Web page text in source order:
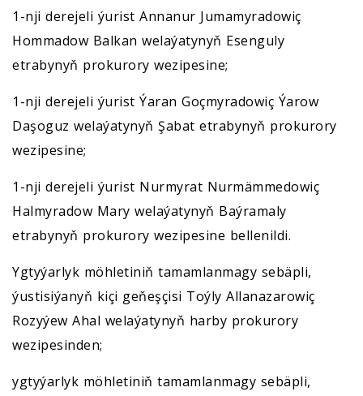
1-nji derejeli ýurist Annanur Jumamyradowiç
Hommadow Balkan welaýatynyň Esenguly
etrabynyň prokurory wezipesine;
1-nji derejeli ýurist Ýaran Goçmyradowiç Ýarow
Daşoguz welaýatynyň Şabat etrabynyň prokurory
wezipesine;
1-nji derejeli ýurist Nurmyrat Nurmämmedowiç
Halmyradow Mary welaýatynyň Baýramaly
etrabynyň prokurory wezipesine bellenildi.
Ygtyýarlyk möhletiniň tamamlanmagy sebäpli,
ýustisiýanyň kiçi geňeşçisi Toýly Allanazarowiç
Rozyýew Ahal welaýatynyň harby prokurory
wezipesinden;
ygtyýarlyk möhletiniň tamamlanmagy sebäpli,